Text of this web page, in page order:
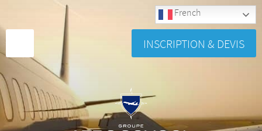
INSCRIPTION & DEVIS
French